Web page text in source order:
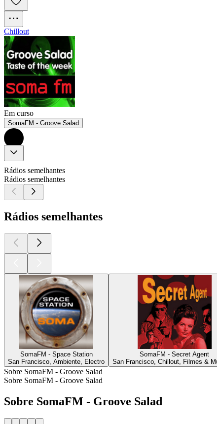
Chillout
Em curso
SomaFM - Groove Salad
Rádios semelhantes
Rádios semelhantes
Rádios semelhantes
SomaFM - Space Station
San Francisco, Ambiente, Electro
SomaFM - Secret Agent
San Francisco, Chillout, Filmes &
Sobre SomaFM - Groove Salad
Sobre SomaFM - Groove Salad
Sobre SomaFM - Groove Salad